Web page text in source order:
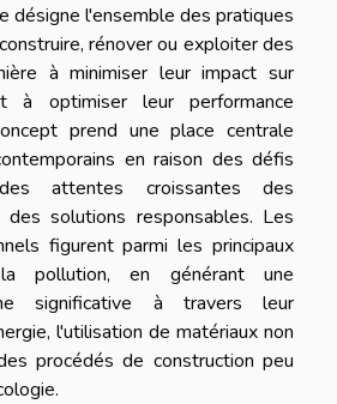
désigne l'ensemble des pratiques
rénover ou exploiter des
à minimiser leur impact sur
à optimiser leur performance
prend une place centrale
en raison des défis
attentes croissantes des
des solutions responsables. Les
figurent parmi les principaux
pollution, en générant une
significative à travers leur
l'utilisation de matériaux non
procédés de construction peu